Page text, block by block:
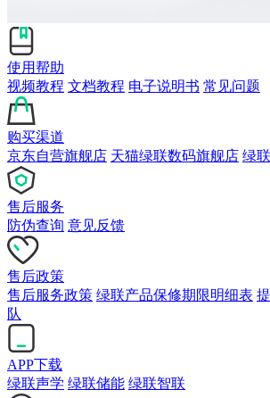
使用帮助
视频教程 文档教程 电子说明书 常见问题
购买渠道
京东自营旗舰店 天猫绿联数码旗舰店 绿
售后服务
防伪查询 意见反馈
售后政策
售后服务政策 绿联产品保修期限明细表
队
APP下载
绿联声学 绿联储能 绿联智联